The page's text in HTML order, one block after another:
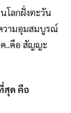
โลกฝั่งตะวัน
วามอุมสมบูรณ์
..คือ สัญญะ
สุด คือ